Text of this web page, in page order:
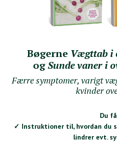
Bøgerne Vægttab i
ogSunde vaner i
Færre symptomer, varigt
kvinder
Du
✓ Instruktioner til, hvordan du
lindrer evt.